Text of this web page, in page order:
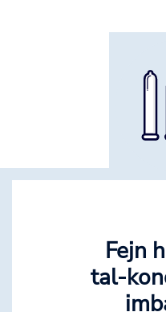
Fejn
tal-